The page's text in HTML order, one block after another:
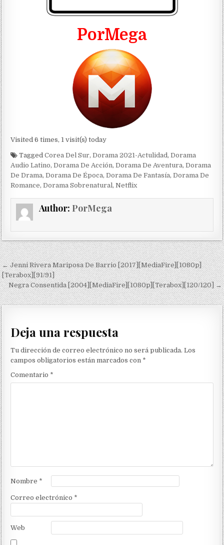
PorMega
Visited 6 times, 1 visit(s) today
TaggedCorea Del Sur,Dorama 2021-Actulidad ,Dorama
Audio Latino,Dorama De Acción,Dorama De Aventura,Dorama
De Drama,Dorama De Época,Dorama De Fantasía,Dorama De
Romance,Dorama Sobrenatural ,Netflix
Author: PorMega
Navegación de entradas
← Jenni Rivera Mariposa De Barrio [2017][MediaFire][1080p]
[Terabox][91/91]
Negra Consentida [2004][MediaFire][1080p][Terabox][120/120] →
Deja una respuesta
Tu dirección de correo electrónico no será publicada. Los
campos obligatorios están marcados con *
Comentario *
Nombre *
Correo electrónico *
Web